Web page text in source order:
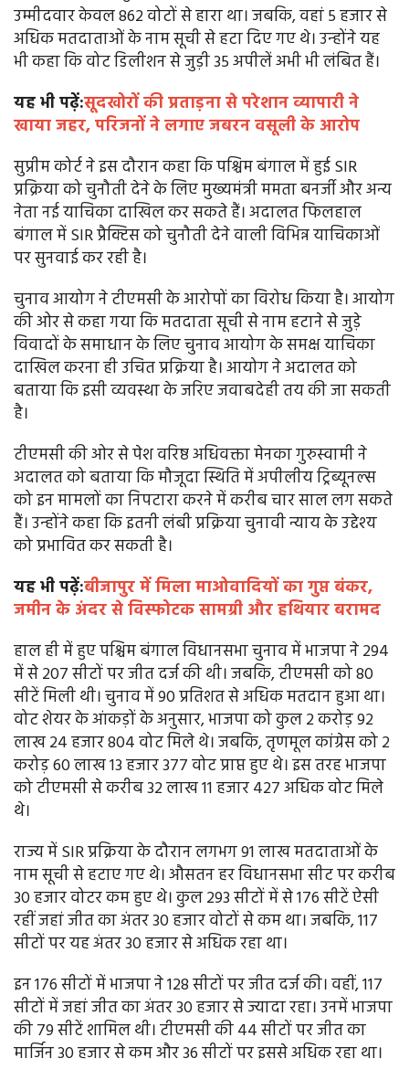
उम्मीदवार केवल 862 वोटों से हारा था। जबकि, वहां 5 हजार से
अधिक मतदाताओं के नाम सूची से हटा दिए गए थे। उन्होंने यह
भी कहा कि वोट डिलीशन से जुड़ी 35 अपीलें अभी भी लंबित हैं।
यह भी पढ़ें:सूदखोरों की प्रताड़ना से परेशान व्यापारी ने
खाया जहर, परिजनों ने लगाए जबरन वसूली के आरोप
सुप्रीम कोर्ट ने इस दौरान कहा कि पश्चिम बंगाल में हुई SIR
प्रक्रिया को चुनौती देने के लिए मुख्यमंत्री ममता बनर्जी और अन्य
नेता नई याचिका दाखिल कर सकते हैं। अदालत फिलहाल
बंगाल में SIR प्रैक्टिस को चुनौती देने वाली विभिन्न याचिकाओं
पर सुनवाई कर रही है।
चुनाव आयोग ने टीएमसी के आरोपों का विरोध किया है। आयोग
की ओर से कहा गया कि मतदाता सूची से नाम हटाने से जुड़े
विवादों के समाधान के लिए चुनाव आयोग के समक्ष याचिका
दाखिल करना ही उचित प्रक्रिया है। आयोग ने अदालत को
बताया कि इसी व्यवस्था के जरिए जवाबदेही तय की जा सकती
है।
टीएमसी की ओर से पेश वरिष्ठ अधिवक्ता मेनका गुरुस्वामी ने
अदालत को बताया कि मौजूदा स्थिति में अपीलीय ट्रिब्यूनल्स
को इन मामलों का निपटारा करने में करीब चार साल लग सकते
हैं। उन्होंने कहा कि इतनी लंबी प्रक्रिया चुनावी न्याय के उद्देश्य
को प्रभावित कर सकती है।
यह भी पढ़ें:बीजापुर में मिला माओवादियों का गुप्त बंकर,
जमीन के अंदर से विस्फोटक सामग्री और हथियार बरामद
हाल ही में हुए पश्चिम बंगाल विधानसभा चुनाव में भाजपा ने 294
में से 207 सीटों पर जीत दर्ज की थी। जबकि, टीएमसी को 80
सीटें मिली थी। चुनाव में 90 प्रतिशत से अधिक मतदान हुआ था।
वोट शेयर के आंकड़ों के अनुसार, भाजपा को कुल 2 करोड़ 92
लाख 24 हजार 804 वोट मिले थे। जबकि, तृणमूल कांग्रेस को 2
करोड़ 60 लाख 13 हजार 377 वोट प्राप्त हुए थे। इस तरह भाजपा
को टीएमसी से करीब 32 लाख 11 हजार 427 अधिक वोट मिले
थे।
राज्य में SIR प्रक्रिया के दौरान लगभग 91 लाख मतदाताओं के
नाम सूची से हटाए गए थे। औसतन हर विधानसभा सीट पर करीब
30 हजार वोटर कम हुए थे। कुल 293 सीटों में से 176 सीटें ऐसी
रहीं जहां जीत का अंतर 30 हजार वोटों से कम था। जबकि, 117
सीटों पर यह अंतर 30 हजार से अधिक रहा था।
इन 176 सीटों में भाजपा ने 128 सीटों पर जीत दर्ज की। वहीं, 117
सीटों में जहां जीत का अंतर 30 हजार से ज्यादा रहा। उनमें भाजपा
की 79 सीटें शामिल थी। टीएमसी की 44 सीटों पर जीत का
मार्जिन 30 हजार से कम और 36 सीटों पर इससे अधिक रहा था।